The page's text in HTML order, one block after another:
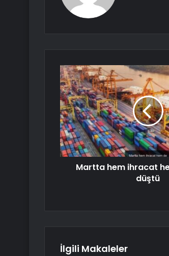
Martta hem ihracat
düştü
İlgili Makaleler